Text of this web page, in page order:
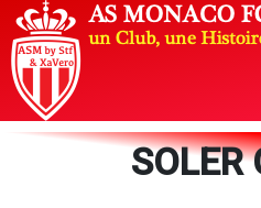
SOLER